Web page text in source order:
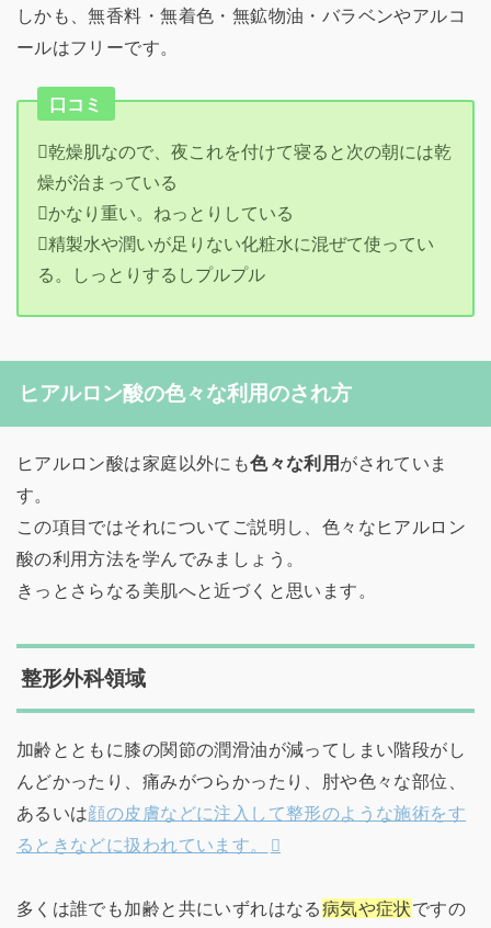
しかも、無香料・無着色・無鉱物油・バラベンやアルコ
ールはフリーです。
口コミ
乾燥肌なので、夜これを付けて寝ると次の朝には乾
燥が治まっている
かなり重い。ねっとりしている
精製水や潤いが足りない化粧水に混ぜて使ってい
る。しっとりするしプルプル
ヒアルロン酸の色々な利用のされ方
ヒアルロン酸は家庭以外にも色々な利用 がされていま
す。
この項目ではそれについてご説明し、色々なヒアルロン
酸の利用方法を学んでみましょう。
きっとさらなる美肌へと近づくと思います。
整形外科領域
加齢とともに膝の関節の潤滑油が減ってしまい階段がし
んどかったり、痛みがつらかったり、肘や色々な部位、
あるいは顔の皮膚などに注入して整形のような施術をす
るときなどに扱われています。
多くは誰でも加齢と共にいずれはなる病気や症状ですの